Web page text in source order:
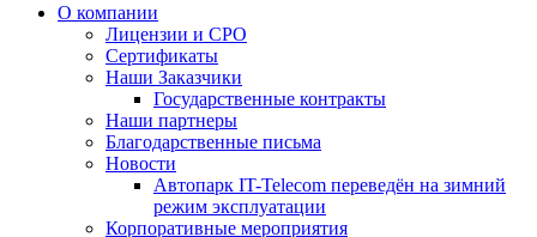
О компании
Лицензии и СРО
Сертификаты
Наши Заказчики
Государственные контракты
Наши партнеры
Благодарственные письма
Новости
Автопарк IT-Telecom переведён на зимний
режим эксплуатации
Корпоративные мероприятия